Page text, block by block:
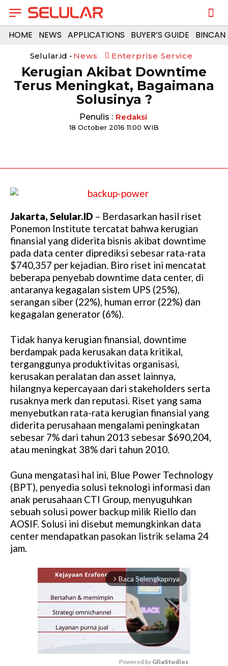
HOME NEWS APPLICATIONS BUYER’S GUIDE
Selular.id - News Enterprise Service
Kerugian Akibat Downtime
Terus Meningkat, Bagaimana
Solusinya ?
Penulis : Redaksi
18 October 2016 11:00 WIB
Jakarta, Selular.ID – Berdasarkan hasil riset
Ponemon Institute tercatat bahwa kerugian
finansial yang diderita bisnis akibat downtime
pada data center diprediksi sebesar rata-rata
$740,357 per kejadian. Biro riset ini mencatat
beberapa penyebab downtime data center, di
antaranya kegagalan sistem UPS (25%),
serangan siber (22%), human error (22%) dan
kegagalan generator (6%).
Tidak hanya kerugian finansial, downtime
berdampak pada kerusakan data kritikal,
terganggunya produktivitas organisasi,
kerusakan peralatan dan asset lainnya,
hilangnya kepercayaan dari stakeholders serta
rusaknya merk dan reputasi. Riset yang sama
menyebutkan rata-rata kerugian finansial yang
diderita perusahaan mengalami peningkatan
sebesar 7% dari tahun 2013 sebesar $690,204,
atau meningkat 38% dari tahun 2010.
Guna mengatasi hal ini, Blue Power Technology
(BPT), penyedia solusi teknologi informasi dan
anak perusahaan CTI Group, menyuguhkan
sebuah solusi power backup milik Riello dan
AOSIF. Solusi ini disebut memungkinkan data
center mendapatkan pasokan listrik selama 24
jam.
arrow_forward_ios Baca Selengkapnya
Powered by GliaStudios